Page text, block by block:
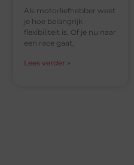
Als motorliefhebber weet
je hoe belangrijk
flexibiliteit is. Of je nu naar
een race gaat,
Lees verder »